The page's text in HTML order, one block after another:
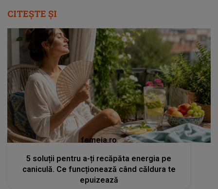
CITEȘTE ȘI
femeia.ro
5 soluții pentru a-ți recăpăta energia pe
caniculă. Ce funcționează când căldura te
epuizează